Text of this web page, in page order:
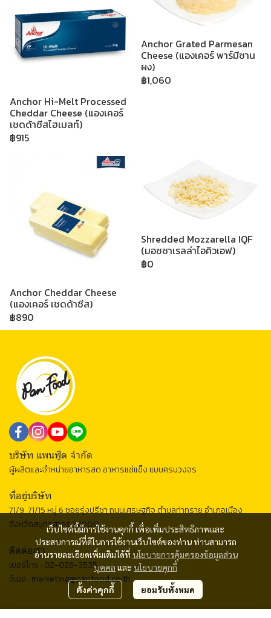
Anchor Hi-Melt Processed
Cheddar Cheese (แองเคอร์
เชดด้าชีสไฮเมลท์)
฿915
Anchor Grated Parmesan
Cheese (แองเคอร์ พาร์มีซาน
ผง)
฿1,060
Anchor Cheddar Cheese
(แองเคอร์ เชดด้าชีส)
฿890
Shredded Mozzarella IQF
(มอซซาเรลล่าไอคิวเอฟ)
฿0
เว็บไซต์นี้มีการใช้งานคุกกี้ เพื่อเพิ่มประสิทธิภาพและ
ประสบการณ์ที่ดีในการใช้งานเว็บไซต์ของท่าน ท่านสามารถ
อ่านรายละเอียดเพิ่มเติมได้ที่ นโยบายการคุ้มครองข้อมูลส่วน
บุคคล และ นโยบายคุกกี้
ตั้งค่าคุกกี้ ยอมรับทั้งหมด
บริษัท แพนฟู้ด จำกัด
ผู้ผลิตและจำหน่ายอาหารสด อาหารแช่แข็ง แบบครบวงจร
ที่อยู่บริษัท
71/9, 71/15 หมู่ 6 ซอยรุ่งปรีชา ถนนเศรษฐกิจ ตำบลท่าทราย อำเภอเมือง
จังหวัดสมุทรสาคร 74000
ติดต่อเรา
เบอร์โทร : 02-026-3535
อีเมล : marketing@panfood.co.th